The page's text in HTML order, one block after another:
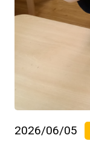
2026/06/05